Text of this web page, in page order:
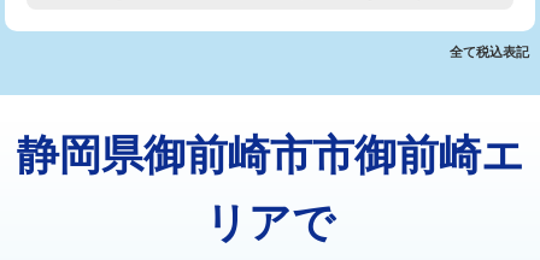
マス交換（土の掘削・埋め戻し作業） 11,000円~
マス交換（深さ50㎝以上） 66,000円
コンクリート斫り（厚さ10㎝超え）
トーラー機使用/3mまで 33,000円
追加トーラー機使用/3m超え +3,300円
全て税込表記
静岡県御前崎市市御前崎エ
リアで